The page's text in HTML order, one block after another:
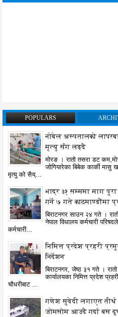
POPULARS
नोबेल अस्पतालको
मृत्यु सँग लड्दै
मोरङ । रातो तसरा डट
जोगियारेका बिबेक कार्की मासु
मृत्यु को सैय्...
भाद्र ३१ सम्ममा माग
गर्ने ७ गते काठमाण्डौंमा
बिराटनगर साउन २४ गते ।
नेपाल विधालय कर्मचारी
कर्मचारी...
निमित्त प्रदेश प्रहरी
निर्देशन
बिराटनगर, जेष्ठ ३१ गते ।
कार्यालयका निमित्त प्रदेश
चौधरीबाट ...
गणेश सुवेदी लगाएत तीर्थ
जोमसोम आउदै गर्दा बस